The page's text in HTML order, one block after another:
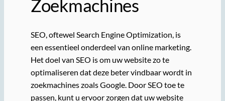
Zoekmachines
SEO, oftewel Search Engine Optimization, is
een essentieel onderdeel van online marketing.
Het doel van SEO is om uw website zo te
optimaliseren dat deze beter vindbaar wordt in
zoekmachines zoals Google. Door SEO toe te
passen, kunt u ervoor zorgen dat uw website